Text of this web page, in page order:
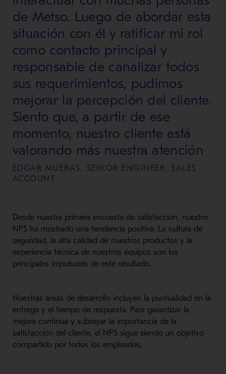
de Metso. Luego de abordar esta
situación con él y ratificar mi rol
como contacto principal y
responsable de canalizar todos
sus requerimientos, pudimos
mejorar la percepción del cliente.
Siento que, a partir de ese
momento, nuestro cliente está
valorando más nuestra atención
EDGAR MUERAS, SENIOR ENGINEER, SALES
ACCOUNT
Desde nuestra primera encuesta de satisfacción, nuestro
NPS ha mostrado una tendencia positiva. La cultura de
seguridad, la alta calidad de nuestros productos y la
experiencia técnica de nuestros equipos son los
principales impulsores de este resultado.
Nuestras áreas de desarrollo incluyen la puntualidad en la
entrega y el tiempo de respuesta. Para garantizar la
mejora continua y subrayar la importancia de la
satisfacción del cliente, el NPS sigue siendo un objetivo
compartido por todos los empleados.